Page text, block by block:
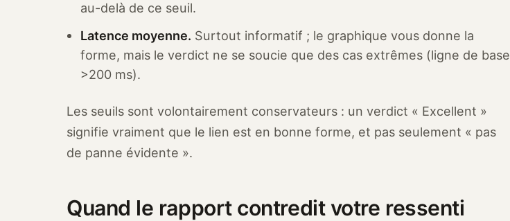
au-delà de ce seuil.
Latence moyenne. Surtout informatif ; le graphique vous donne la
forme, mais le verdict ne se soucie que des cas extrêmes (ligne de base
>200 ms).
Les seuils sont volontairement conservateurs : un verdict « Excellent »
signifie vraiment que le lien est en bonne forme, et pas seulement « pas
de panne évidente ».
Quand le rapport contredit votre ressenti